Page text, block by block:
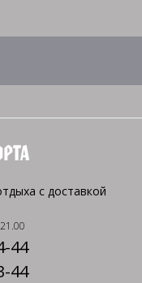
с доставкой
44
44